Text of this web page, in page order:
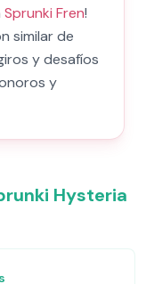
Sprunki Fren!
similar de
y desafíos
y
Hysteria